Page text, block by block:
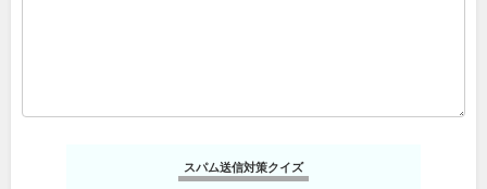
スパム送信対策クイズ